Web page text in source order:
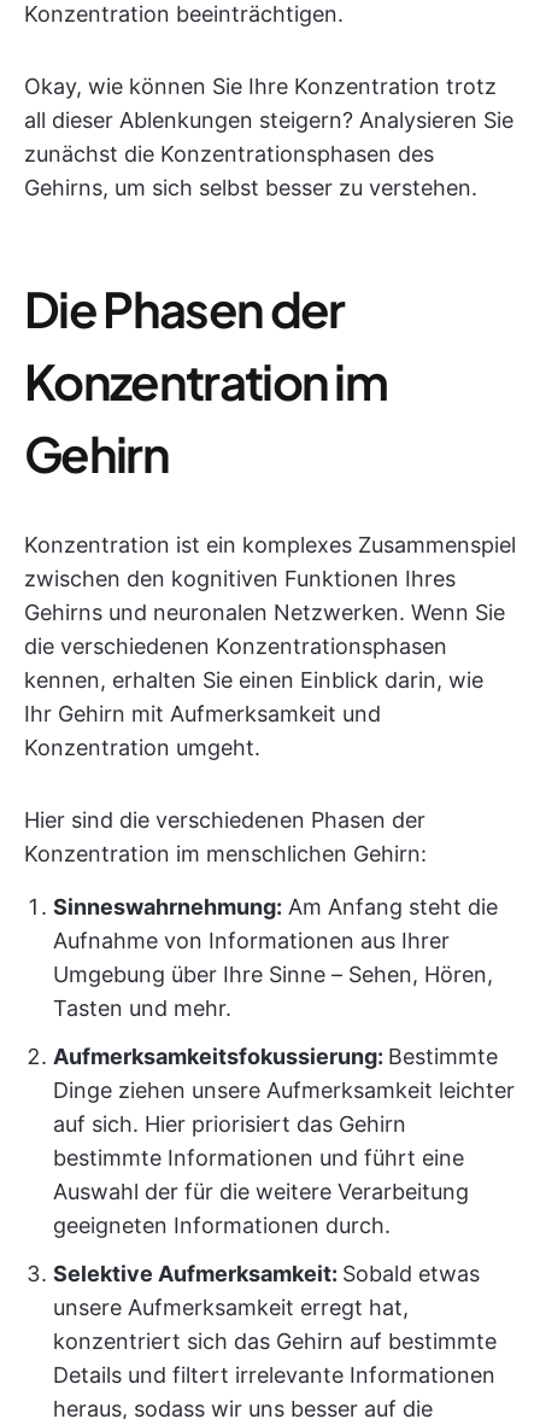
Konzentration beeinträchtigen.
Okay, wie können Sie Ihre Konzentration trotz
all dieser Ablenkungen steigern? Analysieren Sie
zunächst die Konzentrationsphasen des
Gehirns, um sich selbst besser zu verstehen.
Die Phasen der
Konzentration im
Gehirn
Konzentration ist ein komplexes Zusammenspiel
zwischen den kognitiven Funktionen Ihres
Gehirns und neuronalen Netzwerken. Wenn Sie
die verschiedenen Konzentrationsphasen
kennen, erhalten Sie einen Einblick darin, wie
Ihr Gehirn mit Aufmerksamkeit und
Konzentration umgeht.
Hier sind die verschiedenen Phasen der
Konzentration im menschlichen Gehirn:
Sinneswahrnehmung: Am Anfang steht die
Aufnahme von Informationen aus Ihrer
Umgebung über Ihre Sinne – Sehen, Hören,
Tasten und mehr.
Aufmerksamkeitsfokussierung: Bestimmte
Dinge ziehen unsere Aufmerksamkeit leichter
auf sich. Hier priorisiert das Gehirn
bestimmte Informationen und führt eine
Auswahl der für die weitere Verarbeitung
geeigneten Informationen durch.
Selektive Aufmerksamkeit: Sobald etwas
unsere Aufmerksamkeit erregt hat,
konzentriert sich das Gehirn auf bestimmte
Details und filtert irrelevante Informationen
heraus, sodass wir uns besser auf die